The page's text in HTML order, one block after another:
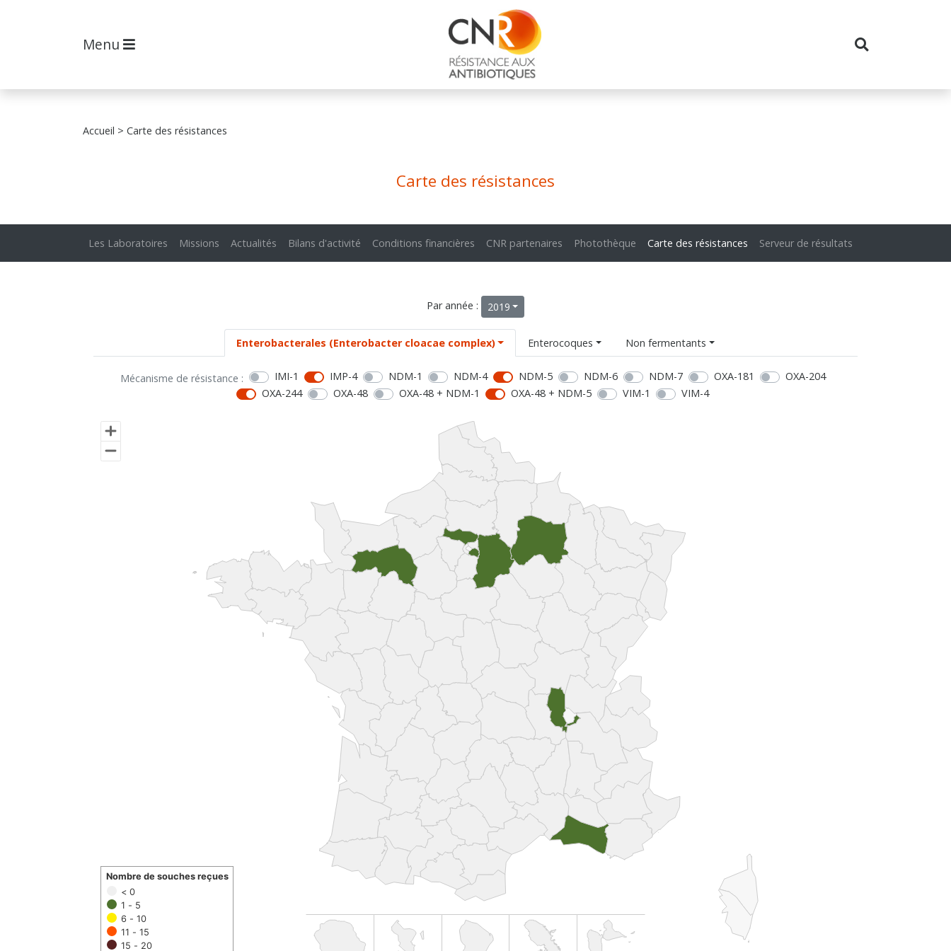
Menu
Accueil > Carte des résistances
Carte des résistances
Les Laboratoires Missions Actualités Bilans d'activité Conditions financières CNR partenaires Photothèque Carte des résistances Serveur de résultats
Par année : 2019
Enterobacterales (Enterobacter cloacae complex) Enterocoques Non fermentants
Mécanisme de résistance : IMI-1 IMP-4 NDM-1 NDM-4 NDM-5 NDM-6 NDM-7 OXA-181
OXA-204
OXA-244
OXA-48 OXA-48 + NDM-1 OXA-48 + NDM-5 VIM-1 VIM-4
< 0
1 - 5
6 - 10
11 - 15
15 - 20
Nombre de souches reçues